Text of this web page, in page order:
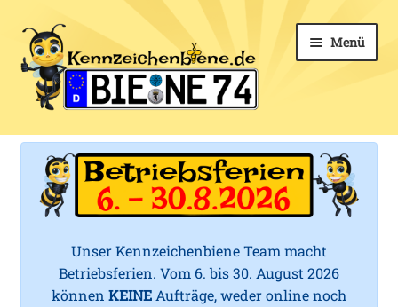
Zur
Navigation
springen
Zum
Inhalt
springen
k
Menü
Kfz-Kennzeichen
öffnen
Kennzeichenhalter
öffnen
Zubehör
Unser Kennzeichenbiene Team macht
Betriebsferien. Vom 6. bis 30. August 2026
können KEINEAufträge, weder online noch